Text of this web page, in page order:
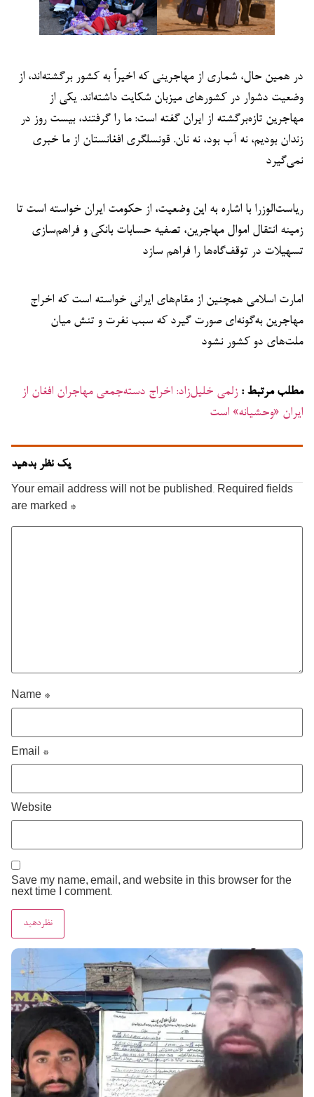
در همین حال، شماری از مهاجرینی که اخیراً به کشور برگشته‌اند، از
وضعیت دشوار در کشورهای میزبان شکایت داشته‌اند. یکی از
مهاجرین تازه‌برگشته از ایران گفته است: ما را گرفتند، بیست روز در
زندان بودیم، نه آب بود، نه نان. قونسلگری افغانستان از ما خبری
نمی‌گیرد
ریاست‌الوزرا با اشاره به این وضعیت، از حکومت ایران خواسته است تا
زمینه انتقال اموال مهاجرین، تصفیه حسابات بانکی و فراهم‌سازی
تسهیلات در توقف‌گاه‌ها را فراهم سازد
امارت اسلامی همچنین از مقام‌های ایرانی خواسته است که اخراج
مهاجرین به‌گونه‌ای صورت گیرد که سبب نفرت و تنش میان
ملت‌های دو کشور نشود
مطلب مرتبط : زلمی خلیل‌زاد: اخراج دسته‌جمعی مهاجران افغان از
ایران «وحشیانه» است
یک نظر بدهید
Your email address will not be published. Required fields
are marked *
Name *
Email *
Website
Save my name, email, and website in this browser for the
next time I comment.